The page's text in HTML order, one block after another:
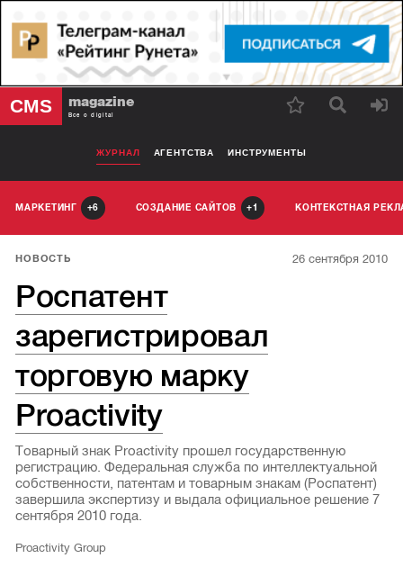
CMS magazine
Все о digital
ЖУРНАЛ АГЕНТСТВА ИНСТРУМЕНТЫ
МАРКЕТИНГ 6 СОЗДАНИЕ САЙТОВ 1 КОНТЕКСТНАЯ
НОВОСТЬ 26 сентября 2010
Роспатент
зарегистрировал
торговую марку
Proactivity
Товарный знак Proactivity прошел государственную
регистрацию. Федеральная служба по интеллектуальной
собственности, патентам и товарным знакам (Роспатент)
завершила экспертизу и выдала официальное решение 7
сентября 2010 года.
Proactivity Group